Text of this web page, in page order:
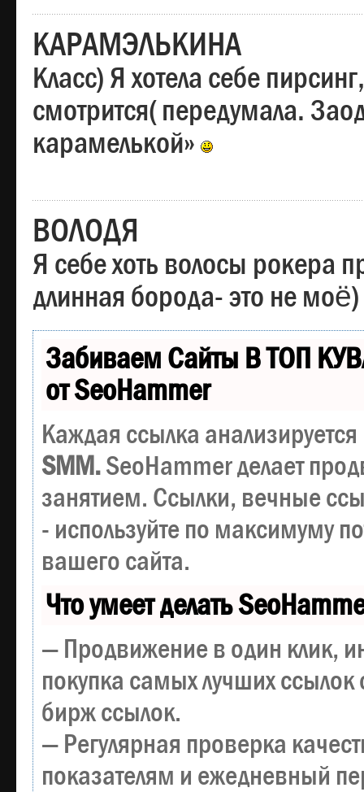
КАРАМЭЛЬКИНА
Класс) Я хотела себе
смотрится( передумала.
карамелькой»
ВОЛОДЯ
Я себе хоть волосы рокера
длинная борода- это не моё)
Забиваем Сайты В ТОП
от SeoHammer
Каждая ссылка
SMM.SeoHammer делает
занятием. Ссылки, вечные
- используйте по максимуму
вашего сайта.
Что умеет делать
— Продвижение в один клик,
покупка самых лучших ссылок
бирж ссылок.
— Регулярная проверка
показателям и ежедневный